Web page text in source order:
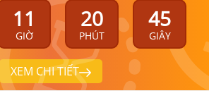
11
GIỜ
20
PHÚT
45
GIÂY
XEM CHI TIẾT